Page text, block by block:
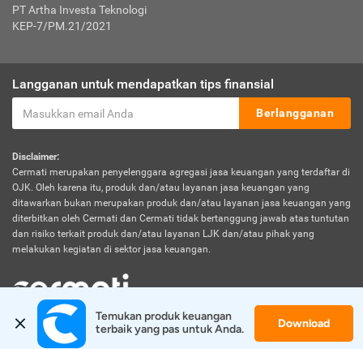
PT Artha Investa Teknologi
KEP-7/PM.21/2021
Langganan untuk mendapatkan tips finansial
Berlangganan
Disclaimer:
Cermati merupakan penyelenggara agregasi jasa keuangan yang terdaftar di
OJK. Oleh karena itu, produk dan/atau layanan jasa keuangan yang
ditawarkan bukan merupakan produk dan/atau layanan jasa keuangan yang
diterbitkan oleh Cermati dan Cermati tidak bertanggung jawab atas tuntutan
dan risiko terkait produk dan/atau layanan LJK dan/atau pihak yang
melakukan kegiatan di sektor jasa keuangan.
© 2026 Cermati. All Rights Reserved.
Temukan produk keuangan
terbaik yang pas untuk Anda.
Download